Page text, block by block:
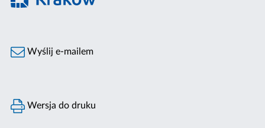
Wyślij e-mailem
Wersja do druku